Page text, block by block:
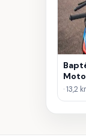
RR -
· 13,2